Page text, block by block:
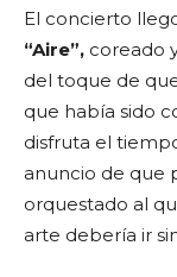
El concierto
“Aire”, coreado
del toque de
que había sido
disfruta el
anuncio de que
orquestado al
arte debería ir